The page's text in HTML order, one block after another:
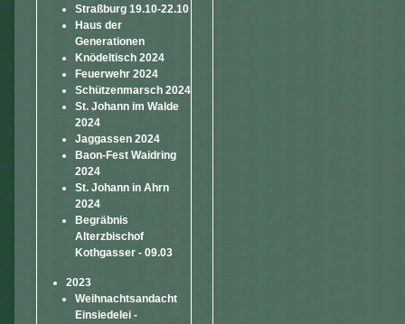
Straßburg 19.10-22.10
Haus der
Generationen
Knödeltisch 2024
Feuerwehr 2024
Schützenmarsch 2024
St. Johann im Walde
2024
Jaggassen 2024
Baon-Fest Waidring
2024
St. Johann in Ahrn
2024
Begräbnis
Alterzbischof
Kothgasser - 09.03
2023
Weihnachtsandacht
Einsiedelei -